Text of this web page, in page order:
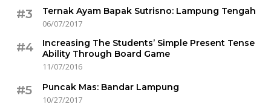
#3
Ternak Ayam Bapak Sutrisno: Lampung Tengah
06/07/2017
#4
Increasing The Students’ Simple Present Tense
Ability Through Board Game
11/07/2016
#5
Puncak Mas: Bandar Lampung
10/27/2017